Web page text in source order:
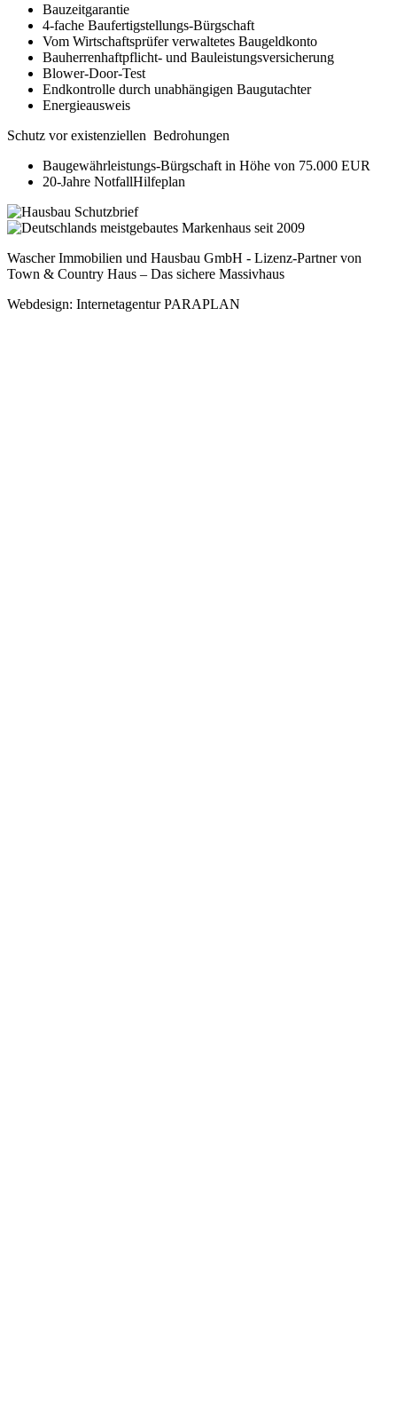
Bauzeitgarantie
4-fache Baufertigstellungs-Bürgschaft
Vom Wirtschaftsprüfer verwaltetes Baugeldkonto
Bauherrenhaftpflicht- und Bauleistungsversicherung
Blower-Door-Test
Endkontrolle durch unabhängigen Baugutachter
Energieausweis
Schutz vor existenziellen Bedrohungen
Baugewährleistungs-Bürgschaft in Höhe von 75.000 EUR
20-Jahre NotfallHilfeplan
Wascher Immobilien und Hausbau GmbH - Lizenz-Partner von
Town & Country Haus – Das sichere Massivhaus
Webdesign: Internetagentur PARAPLAN